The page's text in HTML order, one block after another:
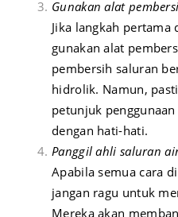
Gunakan alat
Jika langkah pertama
gunakan alat
pembersih saluran
hidrolik. Namun,
petunjuk
dengan hati-hati.
Panggil ahli saluran
Apabila semua cara
jangan ragu untuk
Mereka akan